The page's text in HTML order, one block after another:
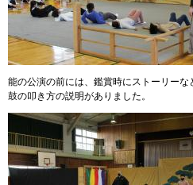
能の公演の前には、鑑賞時にストーリー
鼓の叩き方の説明がありました。